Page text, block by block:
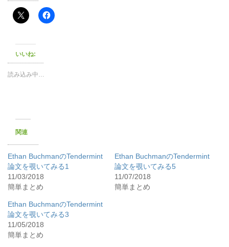
いいね:
読み込み中…
関連
Ethan BuchmanのTendermint
論文を覗いてみる1
11/03/2018
簡単まとめ
Ethan BuchmanのTendermint
論文を覗いてみる5
11/07/2018
簡単まとめ
Ethan BuchmanのTendermint
論文を覗いてみる3
11/05/2018
簡単まとめ